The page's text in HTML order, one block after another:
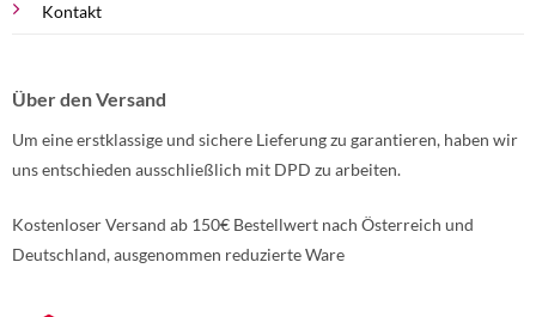
Kontakt
Über den Versand
Um eine erstklassige und sichere Lieferung zu garantieren, haben wir
uns entschieden ausschließlich mit DPD zu arbeiten.
Kostenloser Versand ab 150€ Bestellwert nach Österreich und
Deutschland, ausgenommen reduzierte Ware